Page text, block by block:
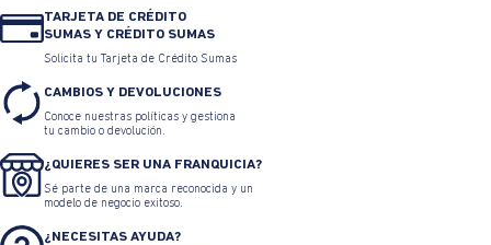
TARJETA DE CRÉDITO
SUMAS Y CRÉDITO SUMAS
Solicita tu Tarjeta de Crédito Sumas
CAMBIOS Y DEVOLUCIONES
Conoce nuestras políticas y gestiona
tu cambio o devolución.
¿QUIERES SER UNA FRANQUICIA?
Sé parte de una marca reconocida y un
modelo de negocio exitoso.
¿NECESITAS AYUDA?